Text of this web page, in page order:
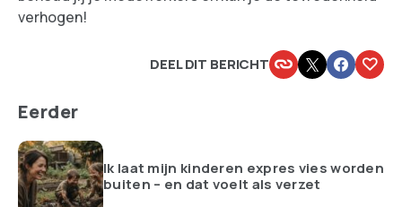
verhogen!
DEEL DIT BERICHT
Eerder
Ik laat mijn kinderen expres vies worden
buiten – en dat voelt als verzet